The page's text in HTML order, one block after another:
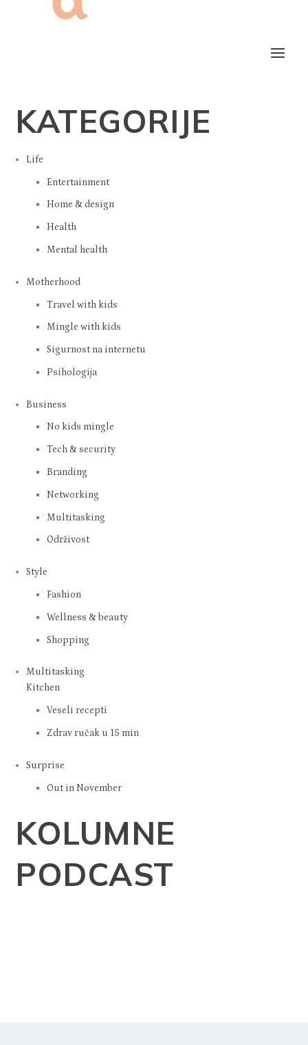
KATEGORIJE
Life
Entertainment
Home & design
Health
Mental health
Motherhood
Travel with kids
Mingle with kids
Sigurnost na internetu
Psihologija
Business
No kids mingle
Tech & security
Branding
Networking
Multitasking
Održivost
Style
Fashion
Wellness & beauty
Shopping
Multitasking
Kitchen
Veseli recepti
Zdrav ručak u 15 min
Surprise
Out in November
KOLUMNE
PODCAST